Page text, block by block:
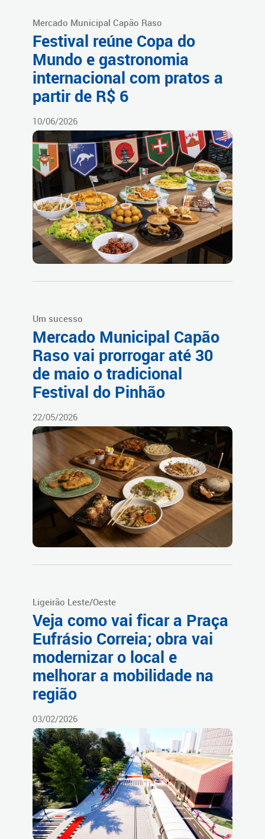
Mercado Municipal Capão Raso
Festival reúne Copa do
Mundo e gastronomia
internacional com pratos a
partir de R$ 6
10/06/2026
Um sucesso
Mercado Municipal Capão
Raso vai prorrogar até 30
de maio o tradicional
Festival do Pinhão
22/05/2026
Ligeirão Leste/Oeste
Veja como vai ficar a Praça
Eufrásio Correia; obra vai
modernizar o local e
melhorar a mobilidade na
região
03/02/2026